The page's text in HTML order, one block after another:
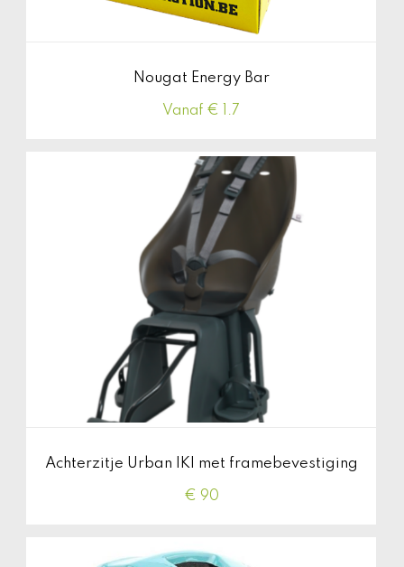
Nougat Energy Bar
Vanaf € 1.7
Achterzitje Urban IKI met framebevestiging
€ 90